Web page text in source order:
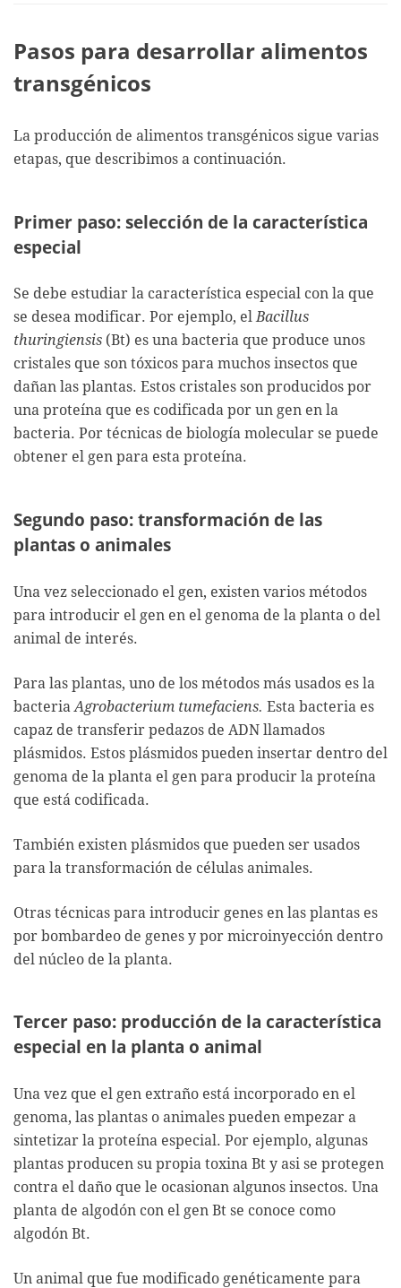
Pasos para desarrollar alimentos
transgénicos
La producción de alimentos transgénicos sigue varias
etapas, que describimos a continuación.
Primer paso: selección de la característica
especial
Se debe estudiar la característica especial con la que
se desea modificar. Por ejemplo, elBacillus
thuringiensis (Bt) es una bacteria que produce unos
cristales que son tóxicos para muchos insectos que
dañan las plantas. Estos cristales son producidos por
una proteína que es codificada por un gen en la
bacteria. Por técnicas de biología molecular se puede
obtener el gen para esta proteína.
Segundo paso: transformación de las
plantas o animales
Una vez seleccionado el gen, existen varios métodos
para introducir el gen en el genoma de la planta o del
animal de interés.
Para las plantas, uno de los métodos más usados es la
bacteria Agrobacterium tumefaciens. Esta bacteria es
capaz de transferir pedazos de ADN llamados
plásmidos. Estos plásmidos pueden insertar dentro del
genoma de la planta el gen para producir la proteína
que está codificada.
También existen plásmidos que pueden ser usados
para la transformación de células animales.
Otras técnicas para introducir genes en las plantas es
por bombardeo de genes y por microinyección dentro
del núcleo de la planta.
Tercer paso: producción de la característica
especial en la planta o animal
Una vez que el gen extraño está incorporado en el
genoma, las plantas o animales pueden empezar a
sintetizar la proteína especial. Por ejemplo, algunas
plantas producen su propia toxina Bt y asi se protegen
contra el daño que le ocasionan algunos insectos. Una
planta de algodón con el gen Bt se conoce como
algodón Bt.
Un animal que fue modificado genéticamente para